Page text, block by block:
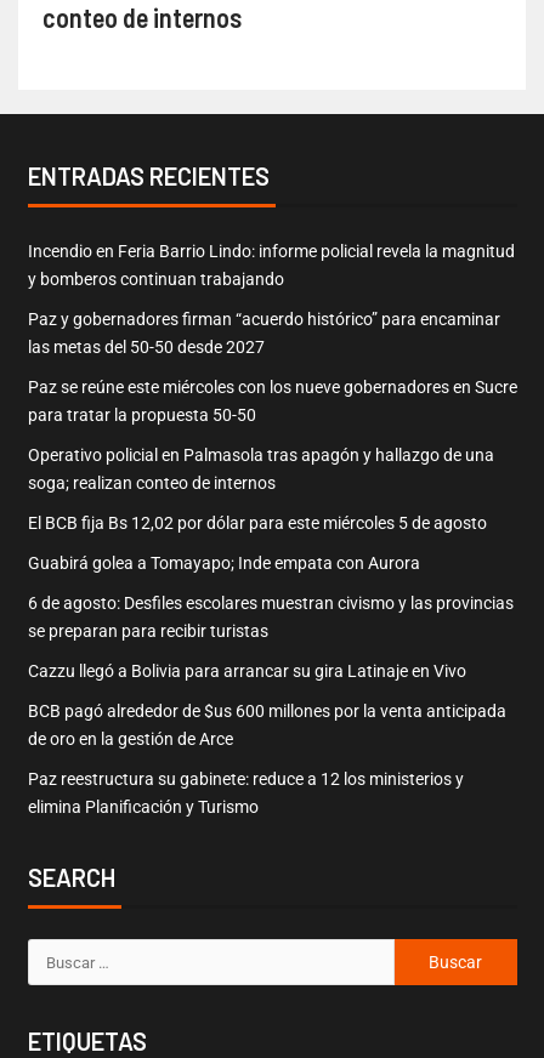
conteo de internos
ENTRADAS RECIENTES
Incendio en Feria Barrio Lindo: informe policial revela la magnitud
y bomberos continuan trabajando
Paz y gobernadores firman “acuerdo histórico” para encaminar
las metas del 50-50 desde 2027
Paz se reúne este miércoles con los nueve gobernadores en Sucre
para tratar la propuesta 50-50
Operativo policial en Palmasola tras apagón y hallazgo de una
soga; realizan conteo de internos
El BCB fija Bs 12,02 por dólar para este miércoles 5 de agosto
Guabirá golea a Tomayapo; Inde empata con Aurora
6 de agosto: Desfiles escolares muestran civismo y las provincias
se preparan para recibir turistas
Cazzu llegó a Bolivia para arrancar su gira Latinaje en Vivo
BCB pagó alrededor de $us 600 millones por la venta anticipada
de oro en la gestión de Arce
Paz reestructura su gabinete: reduce a 12 los ministerios y
elimina Planificación y Turismo
SEARCH
ETIQUETAS